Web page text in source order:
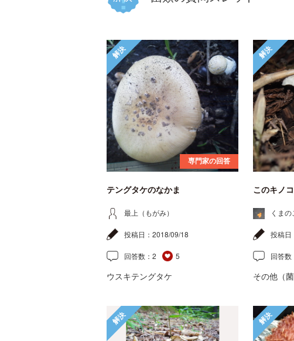
解決
専門家の回答
テングタケのなかま
最上（もがみ）
投稿日： 2018/09/18
回答数： 2 5
ウスキテングタケ
解決
このキノ
くまの
投稿日
回答数
その他（菌
解決 解決